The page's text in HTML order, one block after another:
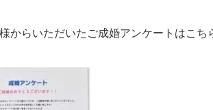
からいただいたご成婚アンケートはこち